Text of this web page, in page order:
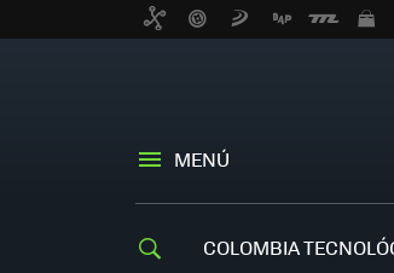
MENÚ
COLOMBIA